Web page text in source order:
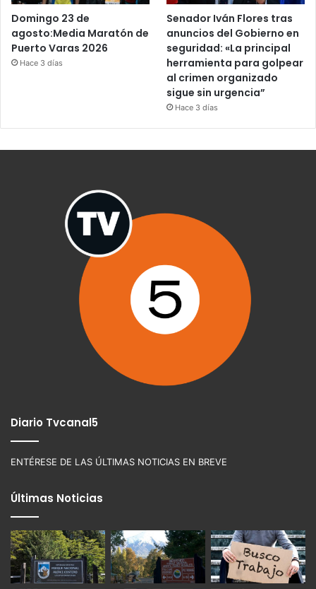
Domingo 23 de
agosto:Media Maratón de
Puerto Varas 2026
Hace 3 días
Senador Iván Flores tras
anuncios del Gobierno en
seguridad: «La principal
herramienta para golpear
al crimen organizado
sigue sin urgencia”
Hace 3 días
Diario Tvcanal5
ENTÉRESE DE LAS ÚLTIMAS NOTICIAS EN BREVE
Últimas Noticias